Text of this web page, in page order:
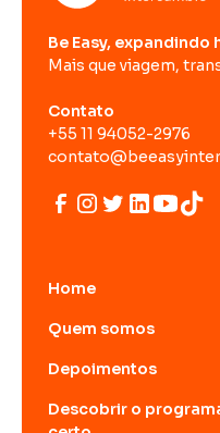
Be Easy, expandindo
Mais que viagem,
Contato
+55 11 94052-2976
Home
Quem somos
Depoimentos
Descobrir o